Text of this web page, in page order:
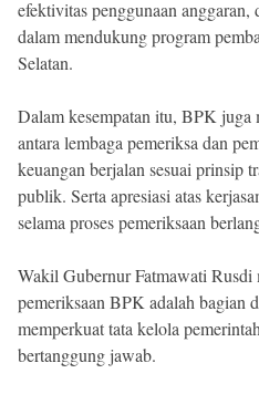
efektivitas penggunaan anggaran,
dalam mendukung program
Selatan.
Dalam kesempatan itu, BPK juga
antara lembaga pemeriksa dan
keuangan berjalan sesuai prinsip
publik. Serta apresiasi atas
selama proses pemeriksaan
Wakil Gubernur Fatmawati Rusdi
pemeriksaan BPK adalah bagian
memperkuat tata kelola
bertanggung jawab.